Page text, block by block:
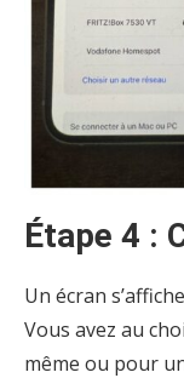
Étape 4 :
Un écran
Vous avez au
même ou pour